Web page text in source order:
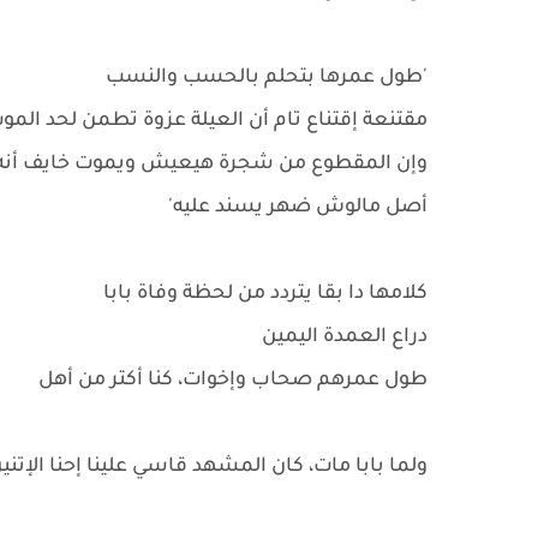
'طول عمرها بتحلم بالحسب والنسب
مقتنعة إقتناع تام أن العيلة عزوة تطمن لحد
وإن المقطوع من شجرة هيعيش ويموت خايف
أصل مالوش ضهر يسند عليه'
كلامها دا بقا يتردد من لحظة وفاة بابا
دراع العمدة اليمين
طول عمرهم صحاب وإخوات، كنا أكتر من أهل
ولما بابا مات، كان المشهد قاسي علينا إحنا